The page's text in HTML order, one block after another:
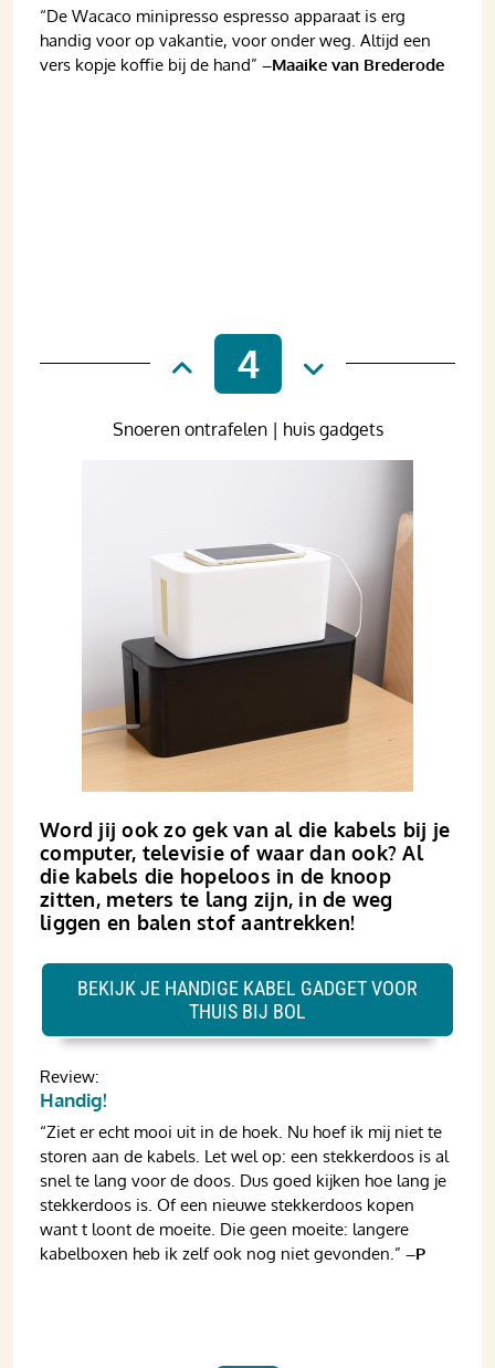
“De Wacaco minipresso espresso apparaat is erg
handig voor op vakantie, voor onder weg. Altijd een
vers kopje koffie bij de hand” –Maaike van Brederode
4
Word jij ook zo gek van al die kabels bij je
computer, televisie of waar dan ook? Al
die kabels die hopeloos in de knoop
zitten, meters te lang zijn, in de weg
liggen en balen stof aantrekken!
Snoeren ontrafelen | huis gadgets
Review:
Handig!
“Ziet er echt mooi uit in de hoek. Nu hoef ik mij niet te
storen aan de kabels. Let wel op: een stekkerdoos is al
snel te lang voor de doos. Dus goed kijken hoe lang je
stekkerdoos is. Of een nieuwe stekkerdoos kopen
want t loont de moeite. Die geen moeite: langere
kabelboxen heb ik zelf ook nog niet gevonden.” –P
BEKIJK JE HANDIGE KABEL GADGET VOOR
THUIS BIJ BOL